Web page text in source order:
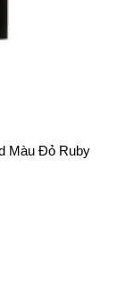
Màu Đỏ Ruby